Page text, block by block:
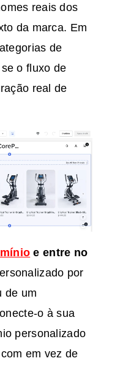
reais dos
da marca. Em
de
o fluxo de
real de
e entre no
por
de um
o à sua
personalizado
em vez de